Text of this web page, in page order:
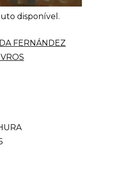
disponível.
FERNÁNDEZ